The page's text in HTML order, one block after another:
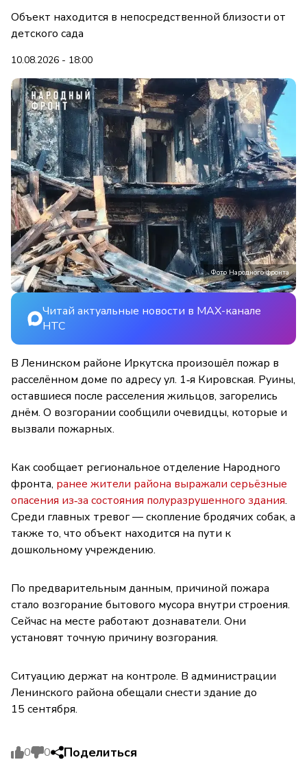
Объект находится в непосредственной близости от
детского сада
10.08.2026 - 18:00
Фото Народного фронта
Читай актуальные новости в MAX-канале
НТС
В Ленинском районе Иркутска произошёл пожар в
расселённом доме по адресу ул. 1‑я Кировская. Руины,
оставшиеся после расселения жильцов, загорелись
днём. О возгорании сообщили очевидцы, которые и
вызвали пожарных.
Как сообщает региональное отделение Народного
фронта, ранее жители района выражали серьёзные
опасения из‑за состояния полуразрушенного здания.
Среди главных тревог — скопление бродячих собак, а
также то, что объект находится на пути к
дошкольному учреждению.
По предварительным данным, причиной пожара
стало возгорание бытового мусора внутри строения.
Сейчас на месте работают дознаватели. Они
установят точную причину возгорания.
Ситуацию держат на контроле. В администрации
Ленинского района обещали снести здание до
15 сентября.
0 0 Поделиться